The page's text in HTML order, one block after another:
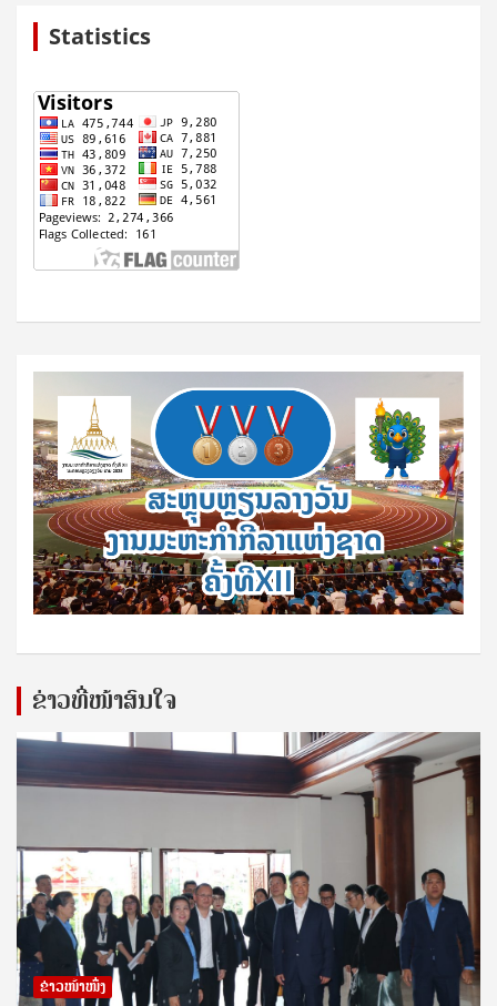
Statistics
ຂ່າວທີ່ໜ້າສົນໃຈ
ຂ່າວໜ້າໜຶ່ງ